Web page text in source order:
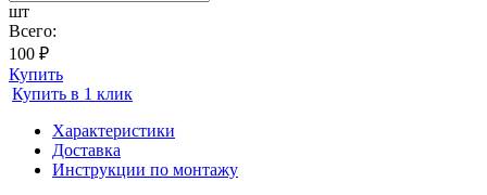
шт
Всего:
100 ₽
Купить
Купить в 1 клик
Характеристики
Доставка
Инструкции по монтажу